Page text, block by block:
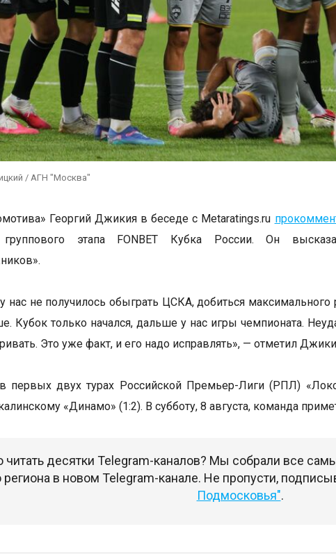
/ АГН "Москва"
Георгий Джикия в беседе с Metaratings.ru
этапа FONBET Кубка России. Он
нас не получилось обыграть ЦСКА, добиться максимального
Кубок только начался, дальше у нас игры чемпионата.
Это уже факт, и его надо исправлять», — отметил
первых двух турах Российской Премьер-Лиги (РПЛ)
«Динамо» (1:2). В субботу, 8 августа, команда
читать десятки Telegram-каналов? Мы собрали все
в новом Telegram-канале. Не пропусти,
Подмосковья".